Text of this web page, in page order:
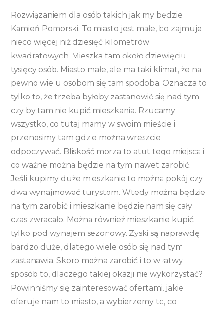
Rozwiązaniem dla osób takich jak my będzie
Kamień Pomorski. To miasto jest małe, bo zajmuje
nieco więcej niż dziesięć kilometrów
kwadratowych. Mieszka tam około dziewięciu
tysięcy osób. Miasto małe, ale ma taki klimat, że na
pewno wielu osobom się tam spodoba. Oznacza to
tylko to, że trzeba byłoby zastanowić się nad tym
czy by tam nie kupić mieszkania. Rzucamy
wszystko, co tutaj mamy w swoim mieście i
przenosimy tam gdzie można wreszcie
odpoczywać. Bliskość morza to atut tego miejsca i
co ważne można będzie na tym nawet zarobić.
Jeśli kupimy duże mieszkanie to można pokój czy
dwa wynajmować turystom. Wtedy można będzie
na tym zarobić i mieszkanie będzie nam się cały
czas zwracało. Można również mieszkanie kupić
tylko pod wynajem sezonowy. Zyski są naprawdę
bardzo duże, dlatego wiele osób się nad tym
zastanawia. Skoro można zarobić i to w łatwy
sposób to, dlaczego takiej okazji nie wykorzystać?
Powinniśmy się zainteresować ofertami, jakie
oferuje nam to miasto, a wybierzemy to, co